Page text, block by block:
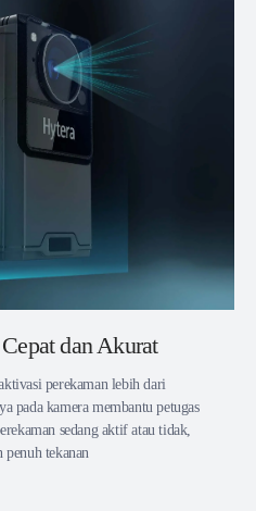
dan Akurat
perekaman lebih dari
pada kamera membantu petugas
sedang aktif atau tidak,
penuh tekanan